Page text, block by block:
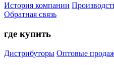
История компании
Обратная связь
где купить
Дистрибуторы Оптовые